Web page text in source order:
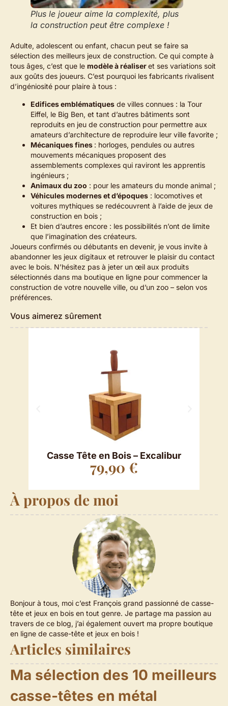
Plus le joueur aime la complexité, plus
la construction peut être complexe !
Adulte, adolescent ou enfant, chacun peut se faire sa
sélection des meilleurs jeux de construction. Ce qui compte à
tous âges, c’est que le modèle à réaliseret ses variations soit
aux goûts des joueurs. C’est pourquoi les fabricants rivalisent
d’ingéniosité pour plaire à tous :
Edifices emblématiques de villes connues : la Tour
Eiffel, le Big Ben, et tant d’autres bâtiments sont
reproduits en jeu de construction pour permettre aux
amateurs d’architecture de reproduire leur ville favorite ;
Mécaniques fines : horloges, pendules ou autres
mouvements mécaniques proposent des
assemblements complexes qui raviront les apprentis
ingénieurs ;
Animaux du zoo : pour les amateurs du monde animal ;
Véhicules modernes et d’époques : locomotives et
voitures mythiques se redécouvrent à l’aide de jeux de
construction en bois ;
Et bien d’autres encore : les possibilités n’ont de limite
que l’imagination des créateurs.
Joueurs confirmés ou débutants en devenir, je vous invite à
abandonner les jeux digitaux et retrouver le plaisir du contact
avec le bois. N’hésitez pas à jeter un œil aux produits
sélectionnés dans ma boutique en ligne pour commencer la
construction de votre nouvelle ville, ou d’un zoo – selon vos
préférences.
Vous aimerez sûrement
Casse Tête en Bois – Excalibur
79,90 €
À propos de moi
Bonjour à tous, moi c’est François grand passionné de casse-
tête et jeux en bois en tout genre. Je partage ma passion au
travers de ce blog, j’ai également ouvert ma propre boutique
en ligne de casse-tête et jeux en bois !
Articles similaires
Ma sélection des 10 meilleurs
casse-têtes en métal